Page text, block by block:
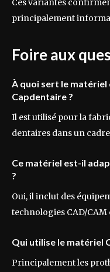
Ces variantes
principalement
Foire aux
À quoi sert le
Capdentaire ?
Il est utilisé pour la
dentaires dans un
Ce matériel est-il
?
Oui, il inclut des
technologies CAD/CAM
Qui utilise le matériel
Principalement les